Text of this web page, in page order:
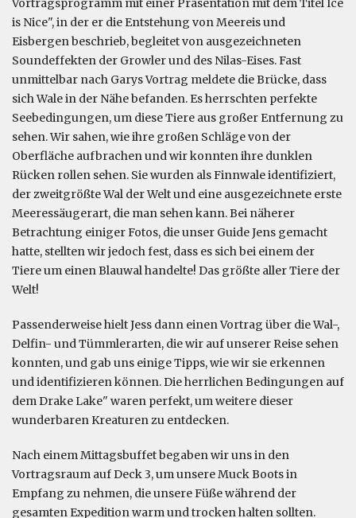
Vortragsprogramm mit einer Präsentation mit dem Titel Ice
is Nice", in der er die Entstehung von Meereis und
Eisbergen beschrieb, begleitet von ausgezeichneten
Soundeffekten der Growler und des Nilas-Eises. Fast
unmittelbar nach Garys Vortrag meldete die Brücke, dass
sich Wale in der Nähe befanden. Es herrschten perfekte
Seebedingungen, um diese Tiere aus großer Entfernung zu
sehen. Wir sahen, wie ihre großen Schläge von der
Oberfläche aufbrachen und wir konnten ihre dunklen
Rücken rollen sehen. Sie wurden als Finnwale identifiziert,
der zweitgrößte Wal der Welt und eine ausgezeichnete erste
Meeressäugerart, die man sehen kann. Bei näherer
Betrachtung einiger Fotos, die unser Guide Jens gemacht
hatte, stellten wir jedoch fest, dass es sich bei einem der
Tiere um einen Blauwal handelte! Das größte aller Tiere der
Welt!
Passenderweise hielt Jess dann einen Vortrag über die Wal-,
Delfin- und Tümmlerarten, die wir auf unserer Reise sehen
konnten, und gab uns einige Tipps, wie wir sie erkennen
und identifizieren können. Die herrlichen Bedingungen auf
dem Drake Lake" waren perfekt, um weitere dieser
wunderbaren Kreaturen zu entdecken.
Nach einem Mittagsbuffet begaben wir uns in den
Vortragsraum auf Deck 3, um unsere Muck Boots in
Empfang zu nehmen, die unsere Füße während der
gesamten Expedition warm und trocken halten sollten.